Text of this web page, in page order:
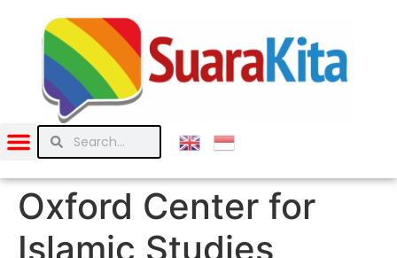
Oxford Center for
Islamic Studies